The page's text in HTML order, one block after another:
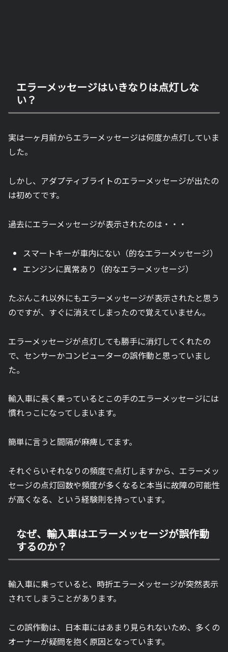
エラーメッセージはいきなりは点灯しな
い？
実は一ヶ月前からエラーメッセージは何度か点灯していま
した。
しかし、アダプティブライトのエラーメッセージが出たの
は初めてです。
過去にエラーメッセージが表示されたのは・・・
スマートキーが車内にない（的なエラーメッセージ）
エンジンに異常あり（的なエラーメッセージ）
たぶんこれ以外にもエラーメッセージが表示されたと思う
のですが、すぐに消えてしまったので覚えていません。
エラーメッセージが点灯しても勝手に消灯してくれたの
で、センサーかコンピューターの誤作動と思っていまし
た。
輸入車に長く乗っているとこの手のエラーメッセージには
慣れっこになってしまいます。
簡単に言うと間隔が麻痺してます。
それぐらいそれなりの頻度で点灯しますから、エラーメッ
セージの点灯回数や頻度が多くなると本当に故障の可能性
が高くなる、という経験則を持っています。
なぜ、輸入車はエラーメッセージが誤作動
するのか？
輸入車に乗っていると、時折エラーメッセージが突然表示
されてしまうことがあります。
この誤作動は、日本車にはあまり見られないため、多くの
オーナーが疑問を抱く原因となっています。